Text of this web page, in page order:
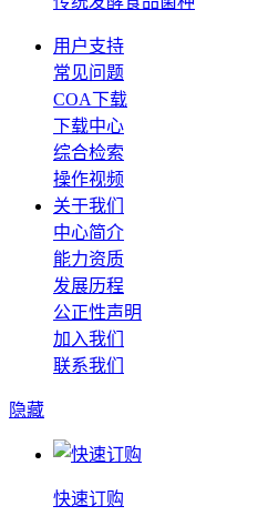
用户支持
常见问题
COA下载
下载中心
综合检索
操作视频
关于我们
中心简介
能力资质
发展历程
公正性声明
加入我们
联系我们
隐藏
快速订购